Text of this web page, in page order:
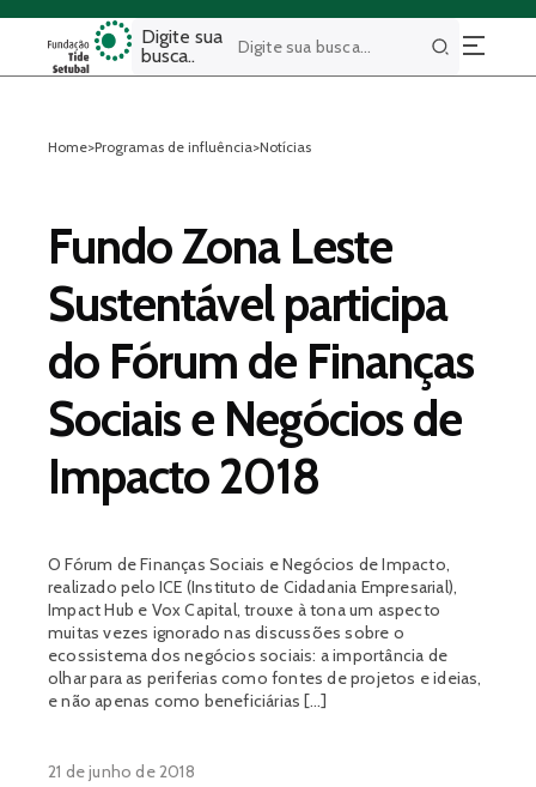
Digite sua
busca..
Buscar
Home>Programas de influência>Notícias
Fundo Zona Leste
Sustentável participa
do Fórum de Finanças
Sociais e Negócios de
Impacto 2018
O Fórum de Finanças Sociais e Negócios de Impacto,
realizado pelo ICE (Instituto de Cidadania Empresarial),
Impact Hub e Vox Capital, trouxe à tona um aspecto
muitas vezes ignorado nas discussões sobre o
ecossistema dos negócios sociais: a importância de
olhar para as periferias como fontes de projetos e ideias,
e não apenas como beneficiárias […]
21 de junho de 2018